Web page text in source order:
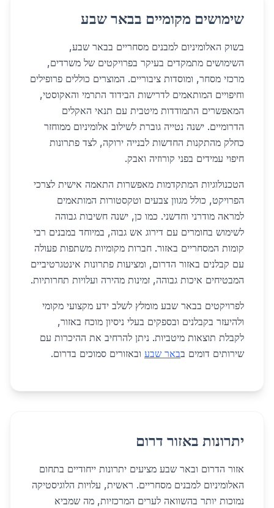
שימושים מקומיים בבאר שבע
בשוק האלומיניום למבנים מסחריים בבאר שבע,
השימושים מתמקדים בעיקר בפרויקטים של משרדים,
מרכזי מסחר, ומוסדות ציבוריים. המוצרים כוללים פרופילים
וחיפויים המותאמים לדרישות הבידוד התרמי והאקוסטי,
המאפשרים התמודדות מיטבית עם תנאי האקלים
הדרומיים. ישנה נטייה גוברת לשילוב אלומיניום ממוחזר
כחלק מהתקנות החדשות לבנייה ירוקה, לצד פתרונות
חיפוי עמידים בפני קורוזיה ואבק.
הטכנולוגיות המתקדמות מאפשרות התאמה אישית לצרכי
הפרויקט, כולל מגוון צבעים וטקסטורות המותאמים
למראה מודרני וחדשני. כמו כן, ישנה חשיבות גבוהה
לשימוש בחומרים עם דירוג אש גבוה, במיוחד במבנים רבי
קומות המסחריים באזור. חברות מקומיות משתפות פעולה
עם קבלנים באזור הדרום, ומציעות פתרונות אינטגרטיביים
המבטיחים איכות גבוהה, זמינות מהירה ועלויות תחרותיות.
לפרויקטים בבאר שבע מומלץ לשלב ידע מקצועי מקומי
ולהיעזר בקבלנים ובספקים בעלי ניסיון מוכח באזור,
לקבלת תוצאות מיטביות. ניתן להרחיב את ההיכרות עם
שירותים דומים בבאר שבע ובאזורים סמוכים בדרום.
יתרונות באזור דרום
אזור הדרום ובאר שבע מציעים יתרונות ייחודיים בתחום
האלומיניום למבנים מסחריים. ראשית, עלויות הלוגיסטיקה
נמוכות יותר בהשוואה לערים המרכזיות, מה שמביא